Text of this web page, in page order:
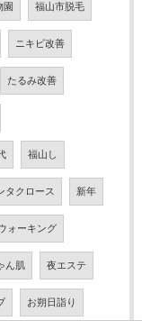
園 福山市脱毛
ニキビ改善
たるみ改善
福山し
タクロース 新年
ォーキング
ん肌 夜エステ
お朔日詣り